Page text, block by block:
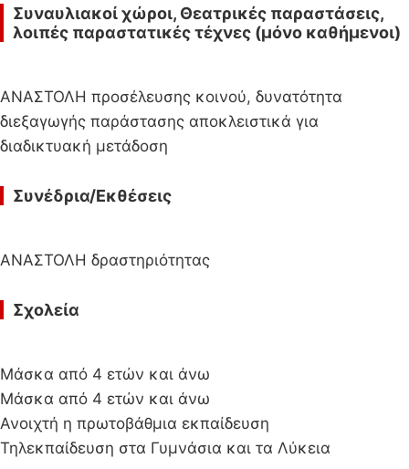
Συναυλιακοί χώροι, Θεατρικές παραστάσεις,
λοιπές παραστατικές τέχνες (μόνο καθήμενοι)
ΑΝΑΣΤΟΛΗ προσέλευσης κοινού, δυνατότητα
διεξαγωγής παράστασης αποκλειστικά για
διαδικτυακή μετάδοση
Συνέδρια/Εκθέσεις
ΑΝΑΣΤΟΛΗ δραστηριότητας
Σχολεία
Μάσκα από 4 ετών και άνω
Μάσκα από 4 ετών και άνω
Ανοιχτή η πρωτοβάθμια εκπαίδευση
Τηλεκπαίδευση στα Γυμνάσια και τα Λύκεια